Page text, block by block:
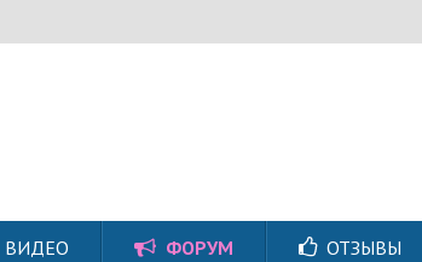
ВИДЕО ФОРУМ ОТЗЫВЫ